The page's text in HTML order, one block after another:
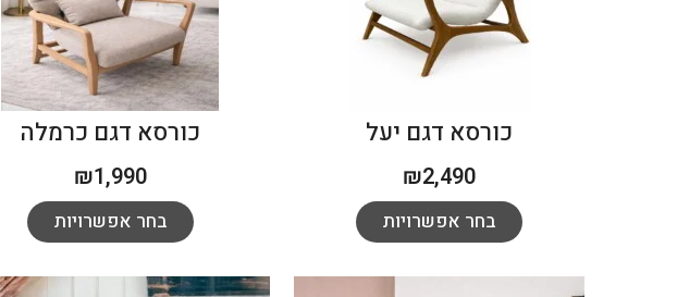
כורסא דגם יעל
₪2,490
בחר אפשרויות
כורסא דגם כרמלה
₪1,990
בחר אפשרויות